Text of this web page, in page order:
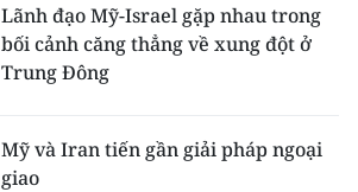
Lãnh đạo Mỹ-Israel gặp nhau trong
bối cảnh căng thẳng về xung đột ở
Trung Đông
Mỹ và Iran tiến gần giải pháp ngoại
giao